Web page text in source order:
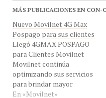
Nuevo Movilnet 4G Max
Pospago para sus clientes
Llegó 4GMAX POSPAGO
para Clientes Movilnet
Movilnet continúa
optimizando sus servicios
para brindar mayor
velocidad de navegación a
sus clientes pospago con
En «Movilnet»